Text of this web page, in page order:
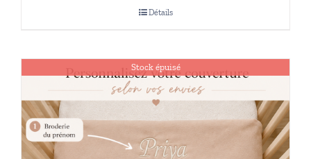
Détails
Stock épuisé